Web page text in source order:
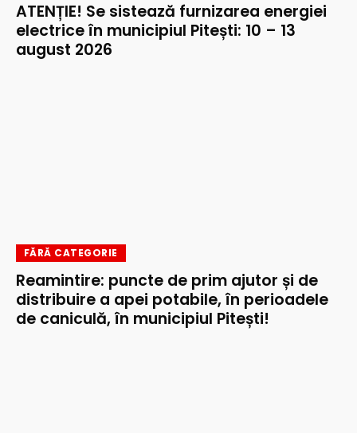
ATENȚIE! Se sistează furnizarea energiei
electrice în municipiul Pitești: 10 – 13
august 2026
FĂRĂ CATEGORIE
Reamintire: puncte de prim ajutor și de
distribuire a apei potabile, în perioadele
de caniculă, în municipiul Pitești!